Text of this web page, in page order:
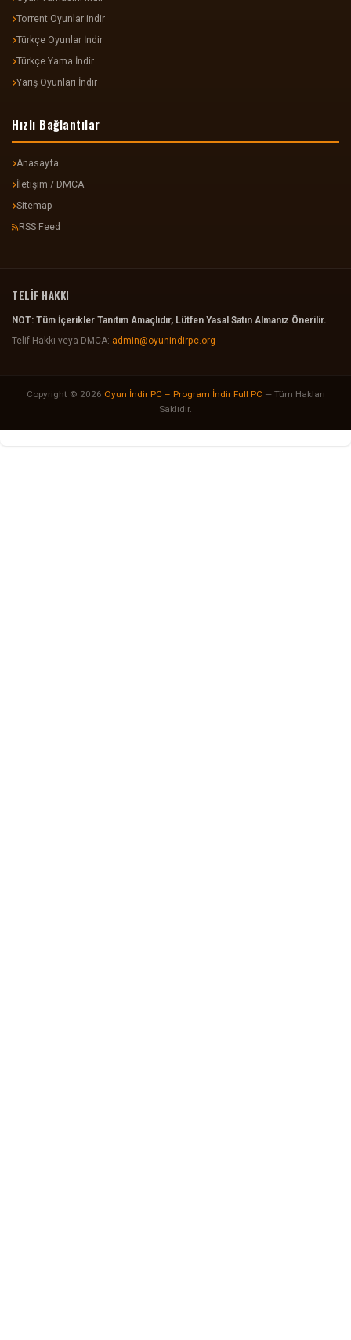
Torrent Oyunlar indir
Türkçe Oyunlar İndir
Türkçe Yama İndir
Yarış Oyunları İndir
Hızlı Bağlantılar
Anasayfa
İletişim / DMCA
Sitemap
RSS Feed
TELİF HAKKI
NOT: Tüm İçerikler Tanıtım Amaçlıdır, Lütfen Yasal Satın Almanız Önerilir.
Telif Hakkı veya DMCA: admin@oyunindirpc.org
Copyright © 2026 Oyun İndir PC – Program İndir Full PC — Tüm Hakları
Saklıdır.